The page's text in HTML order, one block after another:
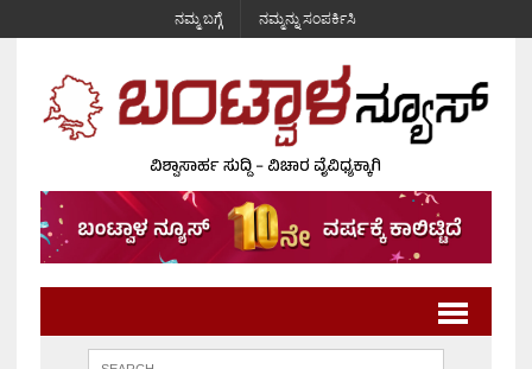
ನಮ್ಮ ಬಗ್ಗೆ ನಮ್ಮನ್ನು ಸಂಪರ್ಕಿಸಿ